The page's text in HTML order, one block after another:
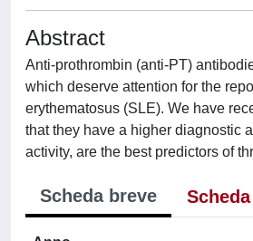
Abstract
Anti-prothrombin (anti-PT)
which deserve attention for the
erythematosus (SLE). We have
that they have a higher diagnostic
activity, are the best predictors of
Scheda breve